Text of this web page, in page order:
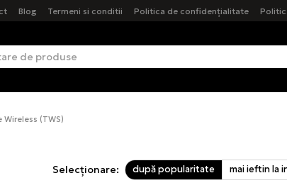
Blog Termeni si conditii Politica de confidențialitate
(TWS)
Selecționare: după popularitate mai ieftin la